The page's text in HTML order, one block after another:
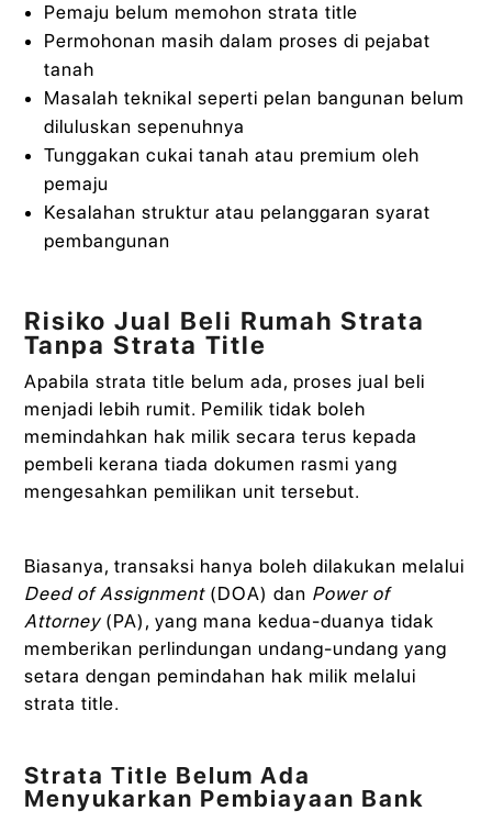
Pemaju belum memohon strata title
Permohonan masih dalam proses di pejabat
tanah
Masalah teknikal seperti pelan bangunan belum
diluluskan sepenuhnya
Tunggakan cukai tanah atau premium oleh
pemaju
Kesalahan struktur atau pelanggaran syarat
pembangunan
Risiko Jual Beli Rumah Strata
Tanpa Strata Title
Apabila strata title belum ada, proses jual beli
menjadi lebih rumit. Pemilik tidak boleh
memindahkan hak milik secara terus kepada
pembeli kerana tiada dokumen rasmi yang
mengesahkan pemilikan unit tersebut.
Biasanya, transaksi hanya boleh dilakukan melalui
Deed of Assignment(DOA) dan Power of
Attorney(PA), yang mana kedua-duanya tidak
memberikan perlindungan undang-undang yang
setara dengan pemindahan hak milik melalui
strata title.
Strata Title Belum Ada
Menyukarkan Pembiayaan Bank